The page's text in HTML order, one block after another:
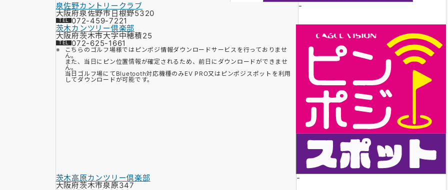
泉佐野カントリークラブ
大阪府泉佐野市日根野5320
072-459-7221
-
茨木カンツリー倶楽部
大阪府茨木市大字中穂積25
072-625-1661
こちらのゴルフ場様ではピンポジ情報ダウンロードサービスを行っておりませ
ん。
また、当日にピン位置情報が確定されるため、前日にダウンロードができませ
ん。
当日ゴルフ場にてBluetooth対応機種のみEV PRO又はピンポジスポットを利用
してダウンロードが可能です。
茨木高原カンツリー倶楽部
大阪府茨木市泉原347
-